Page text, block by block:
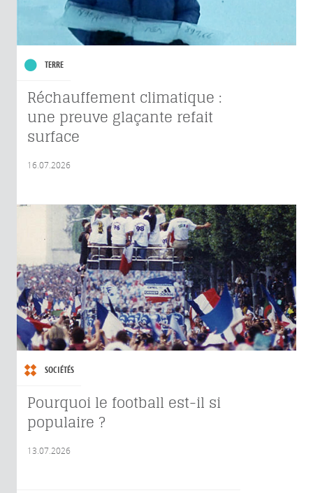
TERRE
Réchauffement climatique :
une preuve glaçante refait
surface
16.07.2026
SOCIÉTÉS
Pourquoi le football est-il si
populaire ?
13.07.2026